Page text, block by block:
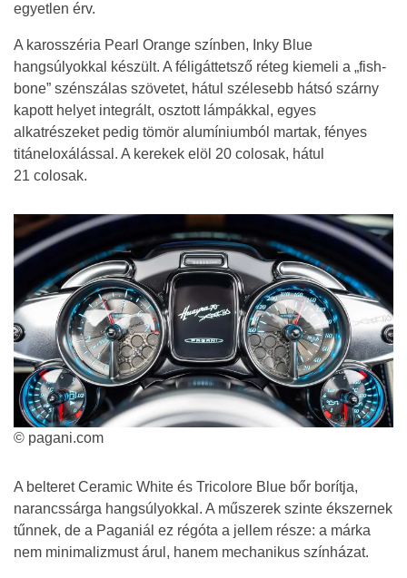
egyetlen érv.
A karosszéria Pearl Orange színben, Inky Blue
hangsúlyokkal készült. A féligáttetsző réteg kiemeli a „fish-
bone” szénszálas szövetet, hátul szélesebb hátsó szárny
kapott helyet integrált, osztott lámpákkal, egyes
alkatrészeket pedig tömör alumíniumból martak, fényes
titáneloxálással. A kerekek elöl 20 colosak, hátul
21 colosak.
© pagani.com
A belteret Ceramic White és Tricolore Blue bőr borítja,
narancssárga hangsúlyokkal. A műszerek szinte ékszernek
tűnnek, de a Paganiál ez régóta a jellem része: a márka
nem minimalizmust árul, hanem mechanikus színházat.